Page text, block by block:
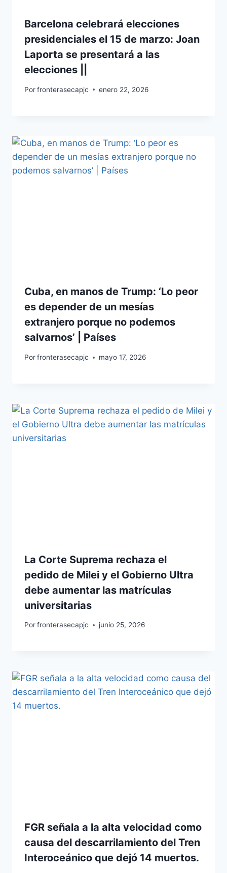
Barcelona celebrará elecciones
presidenciales el 15 de marzo: Joan
Laporta se presentará a las
elecciones ||
Porfronterasecapjc enero 22, 2026
Cuba, en manos de Trump: ‘Lo peor
es depender de un mesías
extranjero porque no podemos
salvarnos’ | Países
Porfronterasecapjc mayo 17, 2026
La Corte Suprema rechaza el
pedido de Milei y el Gobierno Ultra
debe aumentar las matrículas
universitarias
Porfronterasecapjc junio 25, 2026
FGR señala a la alta velocidad como
causa del descarrilamiento del Tren
Interoceánico que dejó 14 muertos.